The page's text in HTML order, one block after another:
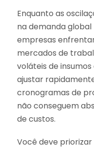
Enquanto as
na demanda global
empresas
mercados de
voláteis de
ajustar
cronogramas de
não conseguem
de custos.
Você deve